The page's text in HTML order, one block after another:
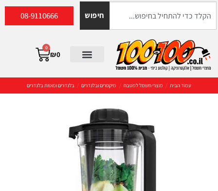
חיפוש 08-9110666
₪0
0
עמוד הבית / מוצרי חשמל למטבח / מיקסרים ובלנדרים / בלנדרים ומוטות בלנדרים